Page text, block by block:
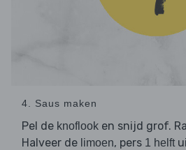
4. Saus maken
Pel de knoflook en snijd grof.
Halveer de limoen, pers 1 helft